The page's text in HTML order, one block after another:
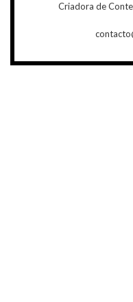
Criadora de